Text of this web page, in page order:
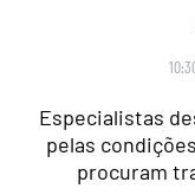
Especialistas
pelas
procuram